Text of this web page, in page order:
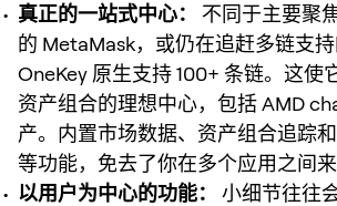
真正的一站式中心：
不同于主要聚
的 MetaMask，或仍在追赶多链支持
OneKey 原生支持 100+ 条链。这使
资产组合的理想中心，包括 AMD
产。内置市场数据、资产组合追踪
等功能，免去了你在多个应用之间来
以用户为中心的功能：
小细节往往